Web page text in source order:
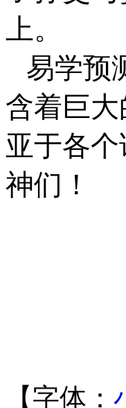
上。
易学预
含着巨
亚于各
神们！
【字体：